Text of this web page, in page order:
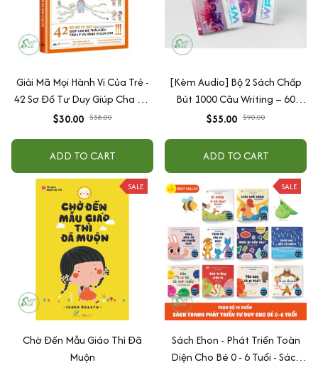
Giải Mã Mọi Hành Vi Của Trẻ -
42 Sơ Đồ Tư Duy Giúp Cha Mẹ
Thấu Hiểu Tâm Lý Và Hành Vi
$30.00 $38.00
ADD TO CART
[Kèm Audio] Bộ 2 Sách Chấp
Bút 1000 Câu Writing – 60
Ngày Gieo Trồng Tư Duy
$55.00 $90.00
ADD TO CART
SALE
Chờ Đến Mẫu Giáo Thì Đã
Muộn
SALE
Sách Ehon - Phát Triển Toàn
Diện Cho Bé 0 - 6 Tuổi - Sách